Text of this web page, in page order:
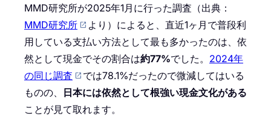
MMD研究所が2025年1月に行った調査（出典：
MMD研究所
より）によると、直近1ヶ月で普段利
用している支払い方法として最も多かったのは、依
然として現金でその割合は約77%でした。 2024年
の同じ調査
では78.1%だったので微減してはいる
ものの、 日本には依然として根強い現金文化がある
ことが見て取れます。